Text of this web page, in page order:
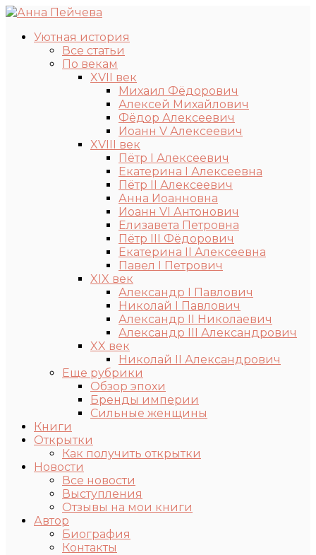
Уютная история
Все статьи
По векам
XVII век
Михаил Фёдорович
Алексей Михайлович
Фёдор Алексеевич
Иоанн V Алексеевич
XVIII век
Пётр I Алексеевич
Екатерина I Алексеевна
Пётр II Алексеевич
Анна Иоанновна
Иоанн VI Антонович
Елизавета Петровна
Пётр III Фёдорович
Екатерина II Алексеевна
Павел I Петрович
XIX век
Александр I Павлович
Николай I Павлович
Александр II Николаевич
Александр III Александрович
XX век
Николай II Александрович
Еще рубрики
Обзор эпохи
Бренды империи
Сильные женщины
Книги
Открытки
Как получить открытки
Новости
Все новости
Выступления
Отзывы на мои книги
Автор
Биография
Контакты